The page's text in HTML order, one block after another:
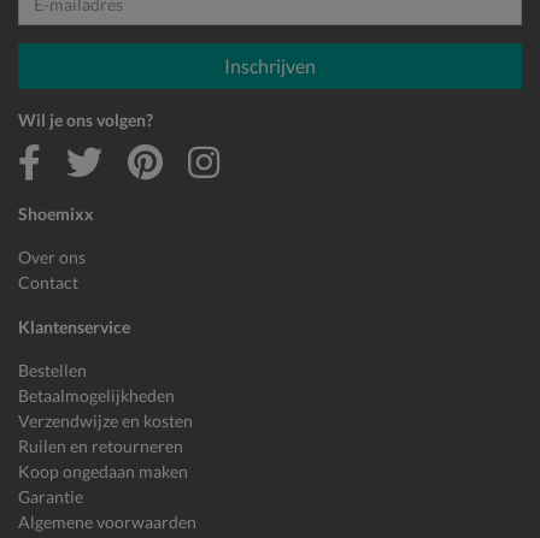
Shoemixx
Over ons
Contact
Klantenservice
Bestellen
Betaalmogelijkheden
Verzendwijze en kosten
Ruilen en retourneren
Koop ongedaan maken
Garantie
Algemene voorwaarden
E-mailadres
Inschrijven
Wil je ons volgen?